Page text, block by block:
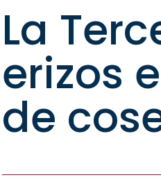
La
erizos
de